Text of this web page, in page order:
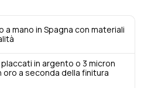
a mano in Spagna con materiali
in argento o 3 micron
oro a seconda della finitura